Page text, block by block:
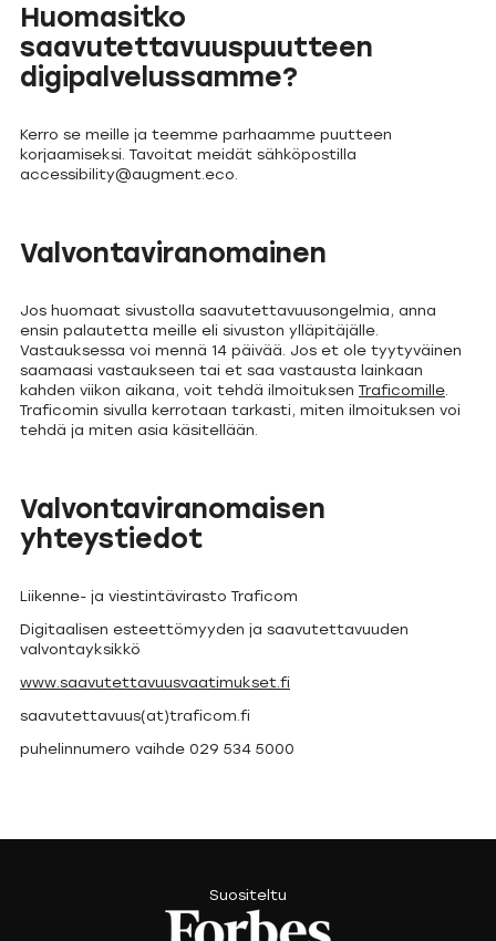
Huomasitko
saavutettavuuspuutteen
digipalvelussamme?
Kerro se meille ja teemme parhaamme puutteen
korjaamiseksi. Tavoitat meidät sähköpostilla
accessibility@augment.eco.
Valvontaviranomainen
Jos huomaat sivustolla saavutettavuusongelmia, anna
ensin palautetta meille eli sivuston ylläpitäjälle.
Vastauksessa voi mennä 14 päivää. Jos et ole tyytyväinen
saamaasi vastaukseen tai et saa vastausta lainkaan
kahden viikon aikana, voit tehdä ilmoituksen Traficomille.
Traficomin sivulla kerrotaan tarkasti, miten ilmoituksen voi
tehdä ja miten asia käsitellään.
Valvontaviranomaisen
yhteystiedot
Liikenne- ja viestintävirasto Traficom
Digitaalisen esteettömyyden ja saavutettavuuden
valvontayksikkö
www.saavutettavuusvaatimukset.fi
saavutettavuus(at)traficom.fi
puhelinnumero vaihde 029 534 5000
Suositeltu